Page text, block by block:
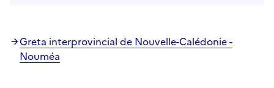
Greta interprovincial de Nouvelle-Calédonie -
Nouméa